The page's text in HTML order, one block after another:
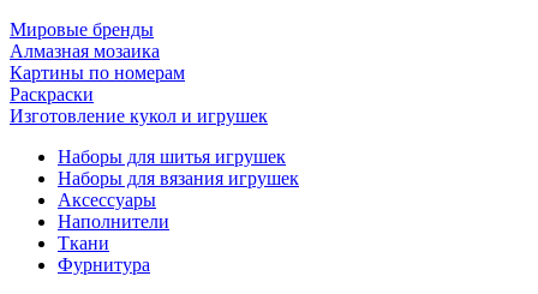
Мировые бренды
Алмазная мозаика
Картины по номерам
Раскраски
Изготовление кукол и игрушек
Наборы для шитья игрушек
Наборы для вязания игрушек
Аксессуары
Наполнители
Ткани
Фурнитура